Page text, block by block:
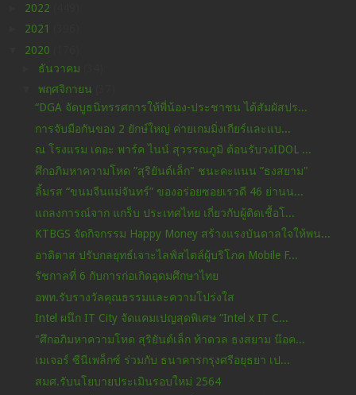
2022
2021
2020
ธันวาคม
พฤศจิกายน
“DGA จัดบูธนิทรรศการให้พี่น้อง-ประชาชน ได้สัมผัสปร...
การจับมือกันของ 2 ยักษ์ใหญ่ ค่ายเกมมิ่งเกียร์และแบ...
ณ โรงแรม เดอะ พาร์ค ไนน์ สุวรรณภูมิ ต้อนรับวงIDOL ...
ศึกอภิมหาความโหด ”สุริยันต์เล็ก" ชนะคะแนน ”ธงสยาม"
ลิ้มรส “ขนมจีนแม่จันทร์” ของอร่อยซอยเรวดี 46 ย่านน...
แถลงการณ์จาก แกร็บ ประเทศไทย เกี่ยวกับผู้ติดเชื้อโ...
KTBGS จัดกิจกรรม Happy Money สร้างแรงบันดาลใจให้พน...
อาดิดาส ปรับกลยุทธ์เจาะไลฟ์สไตล์ผู้บริโภค Mobile F...
รัชกาลที่ 6 กับการก่อเกิดอุดมศึกษาไทย
อพท.รับรางวัลคุณธรรมและความโปร่งใส
Intel ผนึก IT City จัดแคมเปญสุดพิเศษ “Intel x IT C...
"ศึกอภิมหาความโหด สุริยันต์เล็ก ท้าดวล ธงสยาม น๊อค...
เมเจอร์ ซีนีเพล็กซ์ ร่วมกับ ธนาคารกรุงศรีอยุธยา เป...
สมศ.รับนโยบายประเมินรอบใหม่ 2564